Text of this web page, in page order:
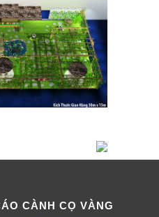
CÀNH CỌ VÀNG